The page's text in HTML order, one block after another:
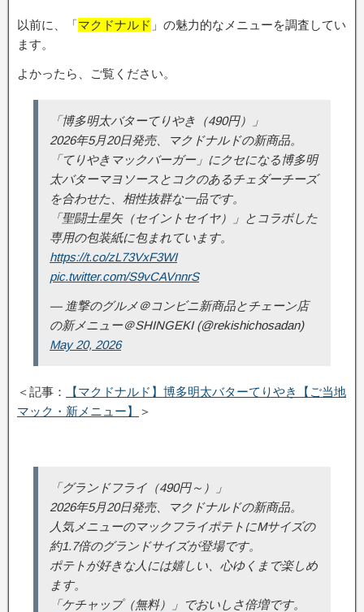
以前に、「マクドナルド 」の魅力的なメニューを調査してい
ます。
よかったら、ご覧ください。
「博多明太バターてりやき（490円）」
2026年5月20日発売、マクドナルドの新商品。
「てりやきマックバーガー」にクセになる博多明
太バターマヨソースとコクのあるチェダーチーズ
を合わせた、相性抜群な一品です。
「聖闘士星矢（セイントセイヤ）」とコラボした
専用の包装紙に包まれています。
https://t.co/zL73VxF3WI
pic.twitter.com/S9vCAVnnrS
— 進撃のグルメ＠コンビニ新商品とチェーン店
の新メニュー＠SHINGEKI (@rekishichosadan)
May 20, 2026
＜記事：
【マクドナルド】博多明太バターてりやき【ご当地
マック・新メニュー】
＞
「グランドフライ（490円～）」
2026年5月20日発売、マクドナルドの新商品。
人気メニューのマックフライポテトにMサイズの
約1.7倍のグランドサイズが登場です。
ポテトが好きな人には嬉しい、心ゆくまで楽しめ
ます。
「ケチャップ（無料）」でおいしさ倍増です。